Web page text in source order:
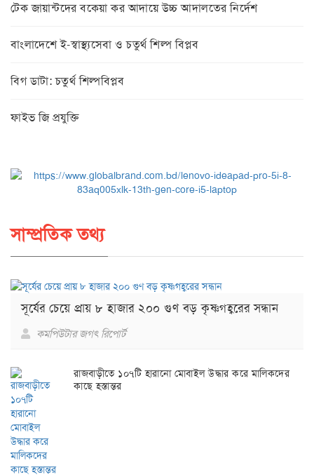
টেক জায়ান্টদের বকেয়া কর আদায়ে উচ্চ আদালতের নির্দেশ
বাংলাদেশে ই-স্বাস্থ্যসেবা ও চতুর্থ শিল্প বিপ্লব
বিগ ডাটা: চতুর্থ শিল্পবিপ্লব
ফাইভ জি প্রযুক্তি
সাম্প্রতিক তথ্য
সূর্যের চেয়ে প্রায় ৮ হাজার ২০০ গুণ বড় কৃষ্ণগহ্বরের সন্ধান
কমপিউটার জগৎ রিপোর্ট
রাজবাড়ীতে ১০৭টি হারানো মোবাইল উদ্ধার করে মালিকদের
কাছে হস্তান্তর